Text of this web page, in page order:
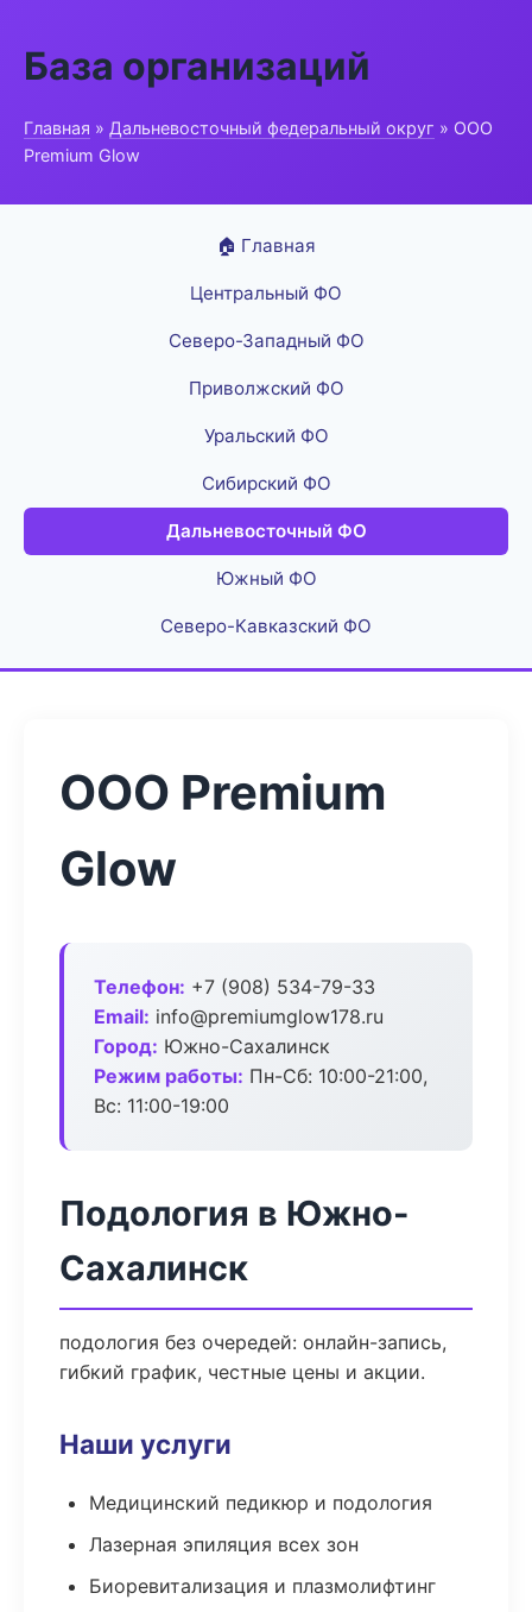
База организаций
Главная » Дальневосточный федеральный округ » ООО
Premium Glow
🏠 Главная
Центральный ФО
Северо-Западный ФО
Приволжский ФО
Уральский ФО
Сибирский ФО
Дальневосточный ФО
Южный ФО
Северо-Кавказский ФО
ООО Premium
Glow
Телефон: +7 (908) 534-79-33
Email: info@premiumglow178.ru
Город: Южно-Сахалинск
Режим работы: Пн-Сб: 10:00-21:00,
Вс: 11:00-19:00
Подология в Южно-
Сахалинск
подология без очередей: онлайн-запись,
гибкий график, честные цены и акции.
Наши услуги
Медицинский педикюр и подология
Лазерная эпиляция всех зон
Биоревитализация и плазмолифтинг